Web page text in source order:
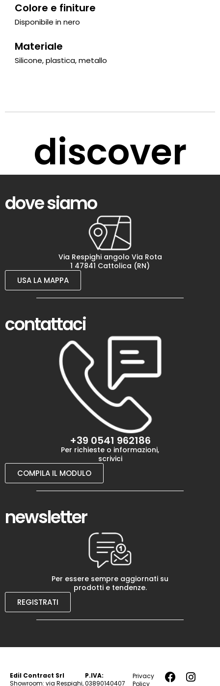
Colore e finiture
Disponibile in nero
Materiale
Silicone, plastica, metallo
discover
dove siamo
Via Respighi angolo Via Rota
1 47841 Cattolica (RN)
USA LA MAPPA
contattaci
+39 0541 962186
Per richieste o informazioni,
scrivici
COMPILA IL MODULO
newsletter
Per essere sempre aggiornati su
prodotti e tendenze.
REGISTRATI
Edil Contract Srl
Showroom: via Respighi,
P.IVA:
03890140407
Privacy
Policy